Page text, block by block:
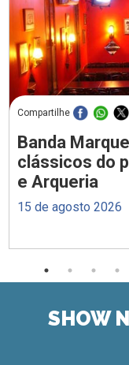
Compartilhe
Banda
clássicos do
e Arqueria
15 de agosto 2026
SHOW